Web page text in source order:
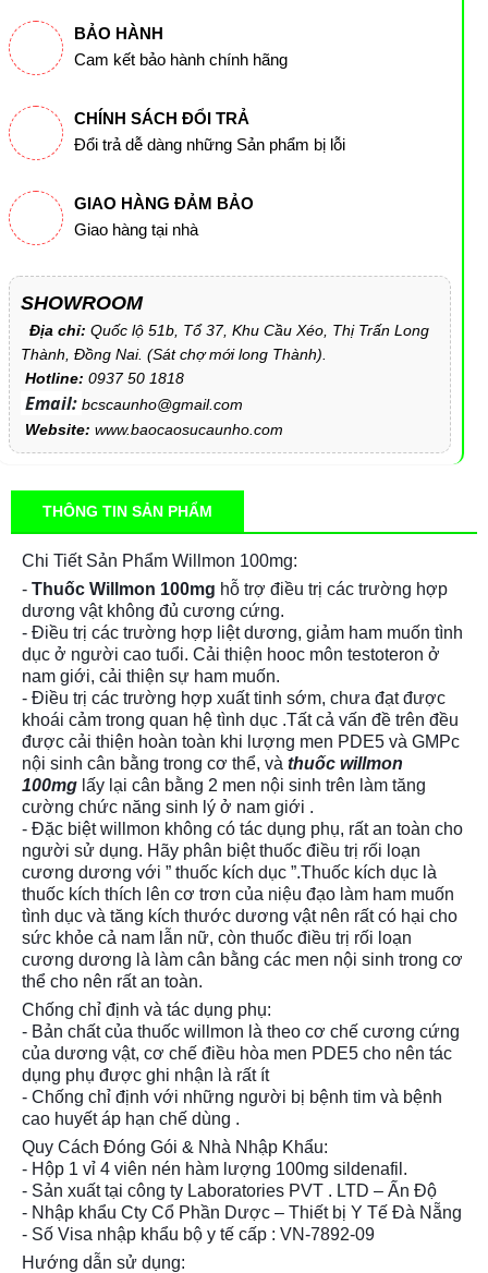
BẢO HÀNH
Cam kết bảo hành chính hãng
CHÍNH SÁCH ĐỔI TRẢ
Đổi trả dễ dàng những Sản phẩm bị lỗi
GIAO HÀNG ĐẢM BẢO
Giao hàng tại nhà
SHOWROOM
Địa chỉ: Quốc lộ 51b, Tổ 37, Khu Cầu Xéo, Thị Trấn Long
Thành, Đồng Nai. (Sát chợ mới long Thành).
Hotline: 0937 50 1818
Email: bcscaunho@gmail.com
Website: www.baocaosucaunho.com
THÔNG TIN SẢN PHẨM
Chi Tiết Sản Phẩm Willmon 100mg:
- Thuốc Willmon 100mg hỗ trợ điều trị các trường hợp
dương vật không đủ cương cứng.
- Điều trị các trường hợp liệt dương, giảm ham muốn tình
dục ở người cao tuổi. Cải thiện hooc môn testoteron ở
nam giới, cải thiện sự ham muốn.
- Điều trị các trường hợp xuất tinh sớm, chưa đạt được
khoái cảm trong quan hệ tình dục .Tất cả vấn đề trên đều
được cải thiện hoàn toàn khi lượng men PDE5 và GMPc
nội sinh cân bằng trong cơ thể, và thuốc willmon
100mg lấy lại cân bằng 2 men nội sinh trên làm tăng
cường chức năng sinh lý ở nam giới .
- Đặc biệt willmon không có tác dụng phụ, rất an toàn cho
người sử dụng. Hãy phân biệt thuốc điều trị rối loạn
cương dương với ” thuốc kích dục ”.Thuốc kích dục là
thuốc kích thích lên cơ trơn của niệu đạo làm ham muốn
tình dục và tăng kích thước dương vật nên rất có hại cho
sức khỏe cả nam lẫn nữ, còn thuốc điều trị rối loạn
cương dương là làm cân bằng các men nội sinh trong cơ
thể cho nên rất an toàn.
Chống chỉ định và tác dụng phụ:
- Bản chất của thuốc willmon là theo cơ chế cương cứng
của dương vật, cơ chế điều hòa men PDE5 cho nên tác
dụng phụ được ghi nhận là rất ít
- Chống chỉ định với những người bị bệnh tim và bệnh
cao huyết áp hạn chế dùng .
Quy Cách Đóng Gói & Nhà Nhập Khẩu:
- Hộp 1 vỉ 4 viên nén hàm lượng 100mg sildenafil.
- Sản xuất tại công ty Laboratories PVT . LTD – Ấn Độ
- Nhập khẩu Cty Cổ Phần Dược – Thiết bị Y Tế Đà Nẵng
- Số Visa nhập khẩu bộ y tế cấp : VN-7892-09
Hướng dẫn sử dụng: